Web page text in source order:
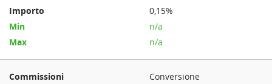
0,15%
n/a
n/a
Conversione